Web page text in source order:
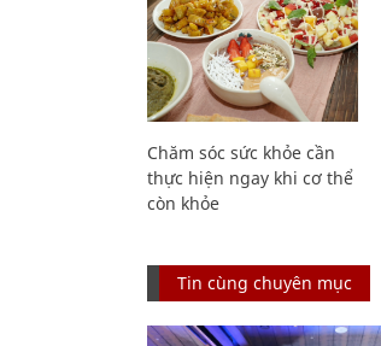
Chăm sóc sức khỏe cần
thực hiện ngay khi cơ thể
còn khỏe
Tin cùng chuyên mục